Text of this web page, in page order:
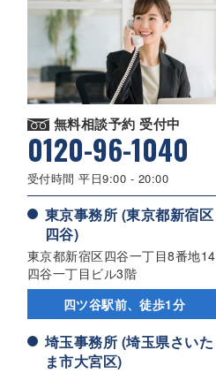
無料相談予約 受付中
0120-96-1040
受付時間 平日9:00 - 20:00
東京事務所 (東京都新宿区
四谷)
東京都新宿区四谷一丁目8番地14
四谷一丁目ビル3階
四ツ谷駅前、徒歩1分
埼玉事務所 (埼玉県さいた
ま市大宮区)